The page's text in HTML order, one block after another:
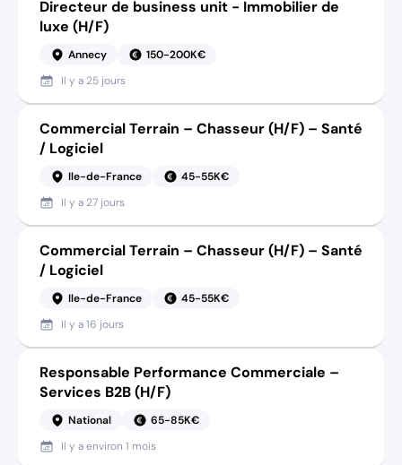
Directeur de business unit - Immobilier de
luxe (H/F)
Annecy
150-200K€
Il y a 25 jours
Commercial Terrain – Chasseur (H/F) – Santé
/ Logiciel
Ile-de-France
45-55K€
Il y a 27 jours
Commercial Terrain – Chasseur (H/F) – Santé
/ Logiciel
Ile-de-France
45-55K€
Il y a16 jours
Responsable Performance Commerciale –
Services B2B (H/F)
National
65-85K€
Il y aenviron 1 mois